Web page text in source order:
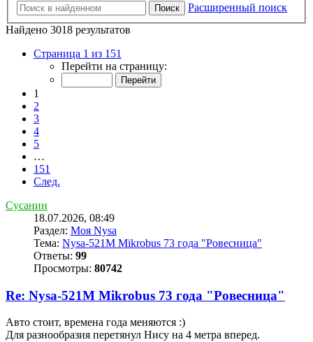
Поиск
Расширенный поиск
Найдено 3018 результатов
Страница 1 из 151
Перейти на страницу:
1
2
3
4
5
…
151
След.
Сусанин
18.07.2026, 08:49
Раздел: Моя Nysa
Тема: Nysa-521M Mikrobus 73 года "Ровесница"
Ответы: 99
Просмотры: 80742
Re: Nysa-521M Mikrobus 73 года "Ровесница"
Авто стоит, времена года меняются :)
Для разнообразия перетянул Нису на 4 метра вперед.